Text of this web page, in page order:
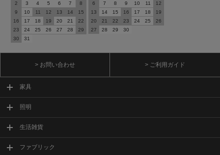
2
3 4 5 6 7
8
9
10 11 12 13 14
15
16
17 18 19 20 21
22
23
24 25 26 27 28
29
30
31
6
7 8 9 10 11
12
13
14 15 16 17 18
19
20
21 22 23 24 25
26
27
28 29 30
> お問い合わせ > ご利用ガイド
家具
照明
生活雑貨
ファブリック